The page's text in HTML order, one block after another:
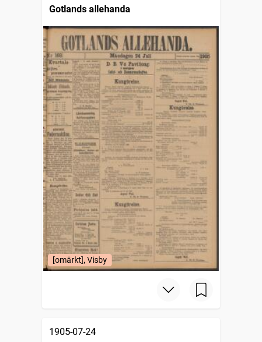
Gotlands allehanda
[omärkt], Visby
1905-07-24